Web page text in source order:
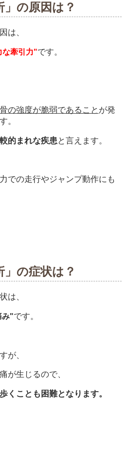
」の原因は？
は、
な牽引力"です。
の強度が脆弱であること が発
。
的まれな疾患 と言えます。
での走行やジャンプ動作にも
」の症状は？
は、
み"です。
が、
が生じるので、
くことも困難となります。